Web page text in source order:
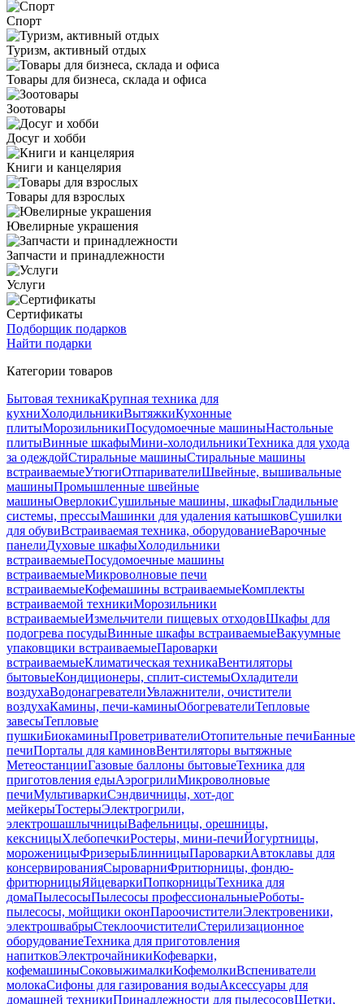
Спорт
Туризм, активный отдых
Товары для бизнеса, склада и офиса
Зоотовары
Досуг и хобби
Книги и канцелярия
Товары для взрослых
Ювелирные украшения
Запчасти и принадлежности
Услуги
Сертификаты
Подборщик подарков
Найти подарки
Категории товаров
Бытовая техникаКрупная техника для
кухниХолодильникиВытяжкиКухонные
плитыМорозильникиПосудомоечные машиныНастольные
плитыВинные шкафыМини-холодильникиТехника для ухода
за одеждойСтиральные машиныСтиральные машины
встраиваемыеУтюгиОтпаривателиШвейные, вышивальные
машиныПромышленные швейные
машиныОверлокиСушильные машины, шкафыГладильные
системы, прессыМашинки для удаления катышковСушилки
для обувиВстраиваемая техника, оборудованиеВарочные
панелиДуховые шкафыХолодильники
встраиваемыеПосудомоечные машины
встраиваемыеМикроволновые печи
встраиваемыеКофемашины встраиваемыеКомплекты
встраиваемой техникиМорозильники
встраиваемыеИзмельчители пищевых отходовШкафы для
подогрева посудыВинные шкафы встраиваемыеВакуумные
упаковщики встраиваемыеПароварки
встраиваемыеКлиматическая техникаВентиляторы
бытовыеКондиционеры, сплит-системыОхладители
воздухаВодонагревателиУвлажнители, очистители
воздухаКамины, печи-каминыОбогревателиТепловые
завесыТепловые
пушкиБиокаминыПроветривателиОтопительные печиБанные
печиПорталы для каминовВентиляторы вытяжные
МетеостанцииГазовые баллоны бытовыеТехника для
приготовления едыАэрогрилиМикроволновые
печиМультиваркиСэндвичницы, хот-дог
мейкерыТостерыЭлектрогрили,
электрошашлычницыВафельницы, орешницы,
кексницыХлебопечкиРостеры, мини-печиЙогуртницы,
мороженицыФризерыБлинницыПароваркиАвтоклавы для
консервированияСыроварниФритюрницы, фондю-
фритюрницыЯйцеваркиПопкорницыТехника для
домаПылесосыПылесосы профессиональныеРоботы-
пылесосы, мойщики оконПароочистителиЭлектровеники,
электрошвабрыСтеклоочистителиСтерилизационное
оборудованиеТехника для приготовления
напитковЭлектрочайникиКофеварки,
кофемашиныСоковыжималкиКофемолкиВспениватели
молокаСифоны для газирования водыАксессуары для
домашней техникиПринадлежности для пылесосовЩетки,